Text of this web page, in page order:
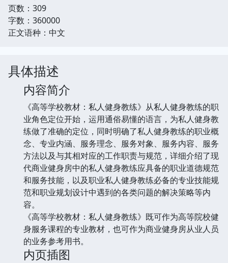
页数：309
字数：360000
正文语种：中文
具体描述
内容简介
《高等学校教材：私人健身教练》从私人健身教练的职
业角色定位开始，运用通俗易懂的语言，为私人健身教
练做了准确的定位，同时明确了私人健身教练的职业概
念、专业内涵、服务理念、服务对象、服务内容、服务
方法以及与其相对应的工作职责与规范，详细介绍了现
代商业健身房中的私人健身教练应具备的职业道德规范
和服务技能，以及职业私人健身教练必备的专业技能规
范和职业规划设计中遇到的各类问题的解决策略等内
容。
《高等学校教材：私人健身教练》既可作为高等院校健
身服务课程的专业教材，也可作为商业健身房从业人员
的业务参考用书。
内页插图